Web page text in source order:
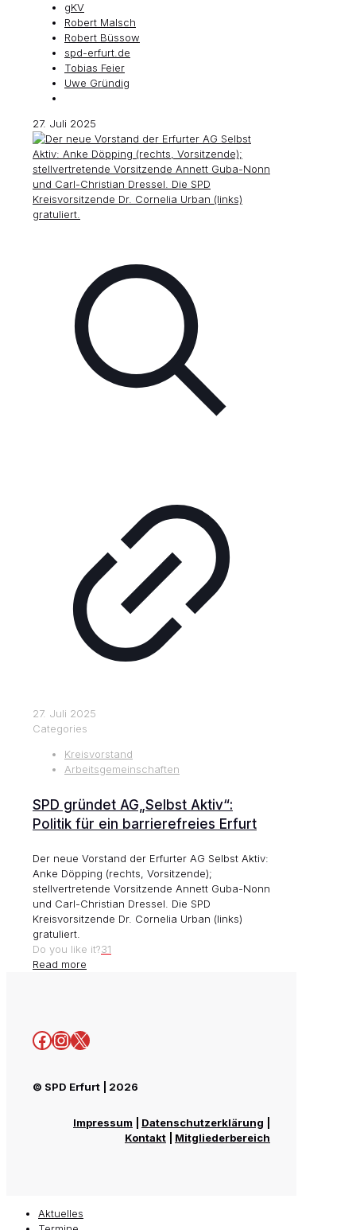
gKV
Robert Malsch
Robert Büssow
spd-erfurt.de
Tobias Feier
Uwe Gründig
27. Juli 2025
27. Juli 2025
Categories
Kreisvorstand
Arbeitsgemeinschaften
SPD gründet AG„Selbst Aktiv“:
Politik für ein barrierefreies Erfurt
Der neue Vorstand der Erfurter AG Selbst Aktiv:
Anke Döpping (rechts, Vorsitzende);
stellvertretende Vorsitzende Annett Guba-Nonn
und Carl-Christian Dressel. Die SPD
Kreisvorsitzende Dr. Cornelia Urban (links)
gratuliert.
Do you like it?31
Read more
Facebook
Instagram
X
© SPD Erfurt | 2026
Impressum Datenschutzerklärung
Kontakt
Mitgliederbereich
Aktuelles